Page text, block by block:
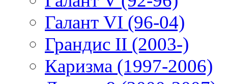
Галант VI (96-04)
Грандис II (2003-)
Каризма (1997-2006)